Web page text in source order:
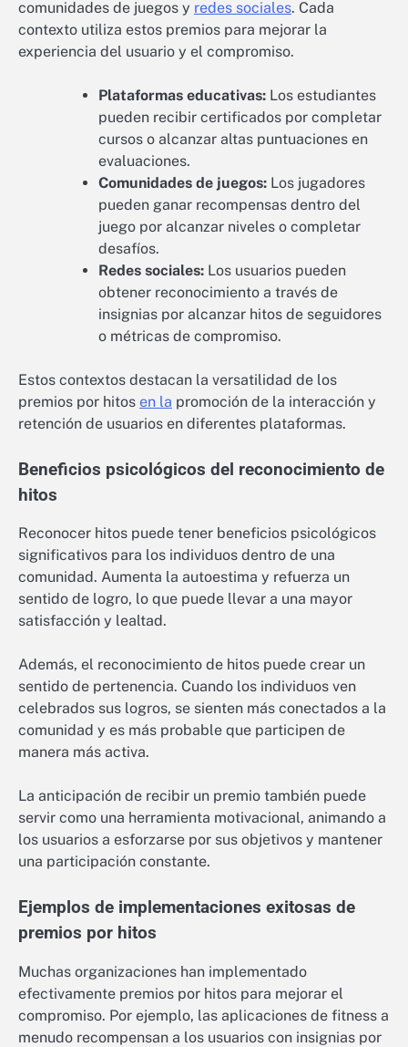
comunidades de juegos y redes sociales. Cada
contexto utiliza estos premios para mejorar la
experiencia del usuario y el compromiso.
Plataformas educativas: Los estudiantes
pueden recibir certificados por completar
cursos o alcanzar altas puntuaciones en
evaluaciones.
Comunidades de juegos: Los jugadores
pueden ganar recompensas dentro del
juego por alcanzar niveles o completar
desafíos.
Redes sociales: Los usuarios pueden
obtener reconocimiento a través de
insignias por alcanzar hitos de seguidores
o métricas de compromiso.
Estos contextos destacan la versatilidad de los
premios por hitos en la promoción de la interacción y
retención de usuarios en diferentes plataformas.
Beneficios psicológicos del reconocimiento de
hitos
Reconocer hitos puede tener beneficios psicológicos
significativos para los individuos dentro de una
comunidad. Aumenta la autoestima y refuerza un
sentido de logro, lo que puede llevar a una mayor
satisfacción y lealtad.
Además, el reconocimiento de hitos puede crear un
sentido de pertenencia. Cuando los individuos ven
celebrados sus logros, se sienten más conectados a la
comunidad y es más probable que participen de
manera más activa.
La anticipación de recibir un premio también puede
servir como una herramienta motivacional, animando a
los usuarios a esforzarse por sus objetivos y mantener
una participación constante.
Ejemplos de implementaciones exitosas de
premios por hitos
Muchas organizaciones han implementado
efectivamente premios por hitos para mejorar el
compromiso. Por ejemplo, las aplicaciones de fitness a
menudo recompensan a los usuarios con insignias por